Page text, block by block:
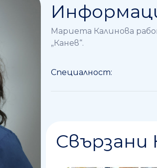
Мариета Калинова
„Канев“.
Специалност:
Свързани